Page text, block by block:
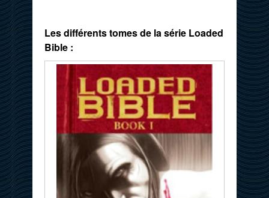
Les différents tomes de la série Loaded
Bible :